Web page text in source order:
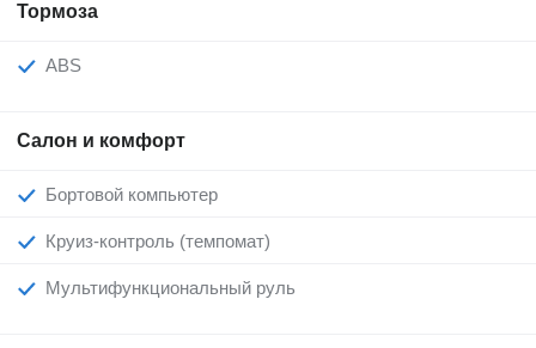
Тормоза
ABS
Салон и комфорт
Бортовой компьютер
Круиз-контроль (темпомат)
Мультифункциональный руль